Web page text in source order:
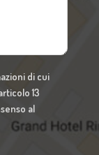
di cui
13
al